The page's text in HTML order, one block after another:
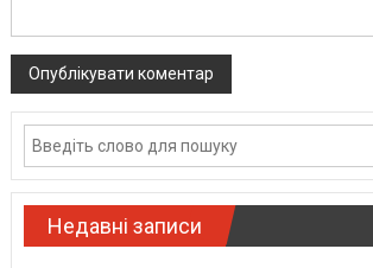
Недавні записи